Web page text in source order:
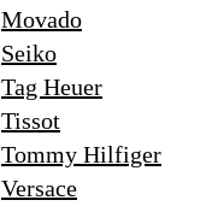
Movado
Seiko
Tag Heuer
Tissot
Tommy Hilfiger
Versace